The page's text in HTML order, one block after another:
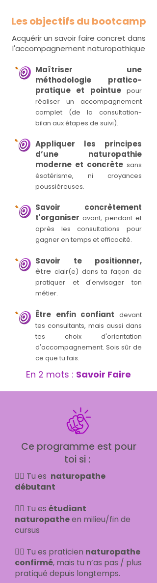
Les objectifs du bootcamp
Acquérir un savoir faire concret dans
l'accompagnement naturopathique
Maîtriser une
méthodologie pratico-
pratique et pointue pour
réaliser un accompagnement
complet (de la consultation-
bilan aux étapes de suivi).
Appliquer les principes
d’une naturopathie
moderne et concrète sans
ésotérisme, ni croyances
poussiéreuses.
Savoir concrètement
t'organiser avant, pendant et
après les consultations pour
gagner en temps et efficacité.
Savoir te positionner,
être clair(e) dans ta façon de
pratiquer et d'envisager ton
métier.
Être enfin confiant devant
tes consultants, mais aussi dans
tes choix d'orientation
d'accompagnement. Sois sûr de
ce que tu fais.
En 2 mots : Savoir Faire
Ce programme est pour
toi si :
👉🏻 Tu es naturopathe
débutant
👉🏻 Tu es étudiant
naturopatheen milieu/fin de
cursus
👉🏻 Tu es praticien naturopathe
confirmé, mais tu n’as pas / plus
pratiqué depuis longtemps.